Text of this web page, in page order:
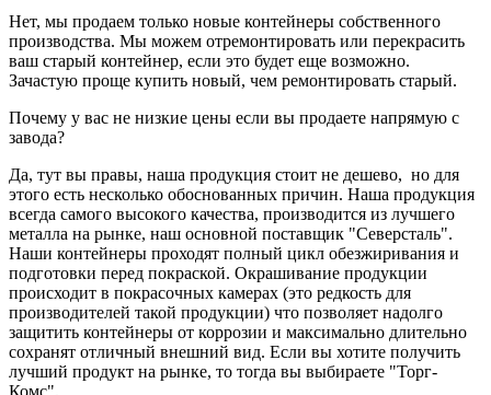
Нет, мы продаем только новые контейнеры собственного
производства. Мы можем отремонтировать или перекрасить
ваш старый контейнер, если это будет еще возможно.
Зачастую проще купить новый, чем ремонтировать старый.
Почему у вас не низкие цены если вы продаете напрямую с
завода?
Да, тут вы правы, наша продукция стоит не дешево, но для
этого есть несколько обоснованных причин. Наша продукция
всегда самого высокого качества, производится из лучшего
металла на рынке, наш основной поставщик "Северсталь".
Наши контейнеры проходят полный цикл обезжиривания и
подготовки перед покраской. Окрашивание продукции
происходит в покрасочных камерах (это редкость для
производителей такой продукции) что позволяет надолго
защитить контейнеры от коррозии и максимально длительно
сохранят отличный внешний вид. Если вы хотите получить
лучший продукт на рынке, то тогда вы выбираете "Торг-
Комс".